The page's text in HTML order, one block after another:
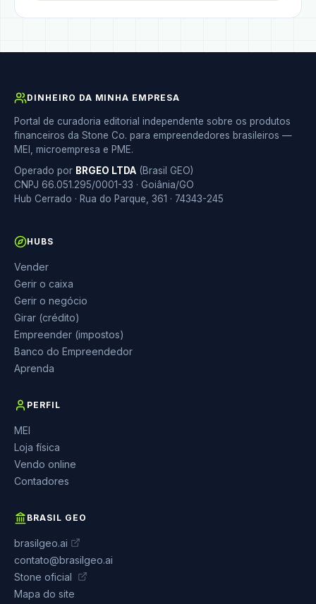
DINHEIRO DA MINHA EMPRESA
Portal de curadoria editorial independente sobre os produtos
financeiros da Stone Co. para empreendedores brasileiros —
MEI, microempresa e PME.
Operado por BRGEO LTDA (Brasil GEO)
CNPJ 66.051.295/0001-33 · Goiânia/GO
Hub Cerrado · Rua do Parque, 361 · 74343-245
HUBS
Vender
Gerir o caixa
Gerir o negócio
Girar (crédito)
Empreender (impostos)
Banco do Empreendedor
Aprenda
PERFIL
MEI
Loja física
Vendo online
Contadores
BRASIL GEO
brasilgeo.ai
contato@brasilgeo.ai
Stone oficial
Mapa do site